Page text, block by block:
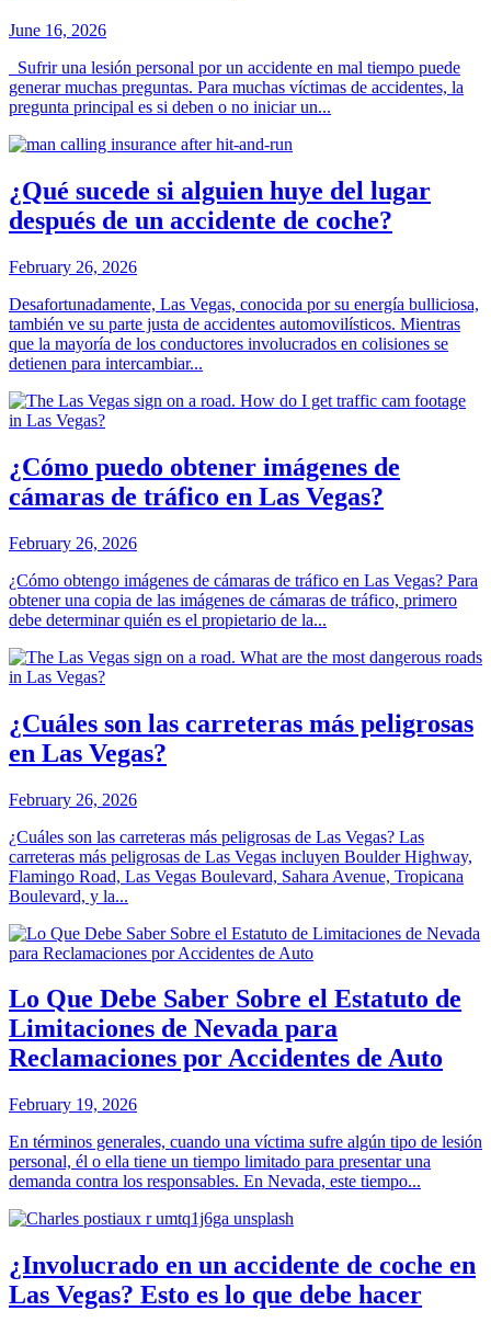
June 16, 2026
Sufrir una lesión personal por un accidente en mal tiempo puede
generar muchas preguntas. Para muchas víctimas de accidentes, la
pregunta principal es si deben o no iniciar un...
¿Qué sucede si alguien huye del lugar
después de un accidente de coche?
February 26, 2026
Desafortunadamente, Las Vegas, conocida por su energía bulliciosa,
también ve su parte justa de accidentes automovilísticos. Mientras
que la mayoría de los conductores involucrados en colisiones se
detienen para intercambiar...
¿Cómo puedo obtener imágenes de
cámaras de tráfico en Las Vegas?
February 26, 2026
¿Cómo obtengo imágenes de cámaras de tráfico en Las Vegas? Para
obtener una copia de las imágenes de cámaras de tráfico, primero
debe determinar quién es el propietario de la...
¿Cuáles son las carreteras más peligrosas
en Las Vegas?
February 26, 2026
¿Cuáles son las carreteras más peligrosas de Las Vegas? Las
carreteras más peligrosas de Las Vegas incluyen Boulder Highway,
Flamingo Road, Las Vegas Boulevard, Sahara Avenue, Tropicana
Boulevard, y la...
Lo Que Debe Saber Sobre el Estatuto de
Limitaciones de Nevada para
Reclamaciones por Accidentes de Auto
February 19, 2026
En términos generales, cuando una víctima sufre algún tipo de lesión
personal, él o ella tiene un tiempo limitado para presentar una
demanda contra los responsables. En Nevada, este tiempo...
¿Involucrado en un accidente de coche en
Las Vegas? Esto es lo que debe hacer